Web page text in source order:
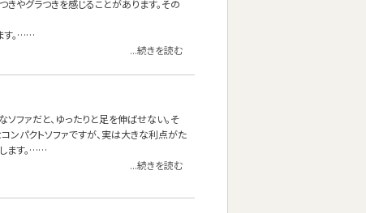
やグラつきを感じることがあります。その
す。……
...続きを読む
ファだと、ゆったりと足を伸ばせない。そ
パクトソファですが、実は大きな利点がた
ます。……
...続きを読む